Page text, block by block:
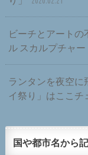
ビーチとアート
ル スカルプチャー
ランタンを夜空
イ祭り」はここチ
国や都市名から